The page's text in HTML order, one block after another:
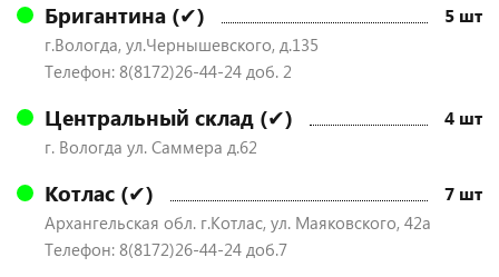
Бригантина (✔) 5 шт
г.Вологда, ул.Чернышевского, д.135
Телефон: 8(8172)26-44-24 доб. 2
Центральный склад (✔) 4 шт
г. Вологда ул. Саммера д.62
Котлас (✔) 7 шт
Архангельская обл. г.Котлас, ул. Маяковского, 42а
Телефон: 8(8172)26-44-24 доб.7